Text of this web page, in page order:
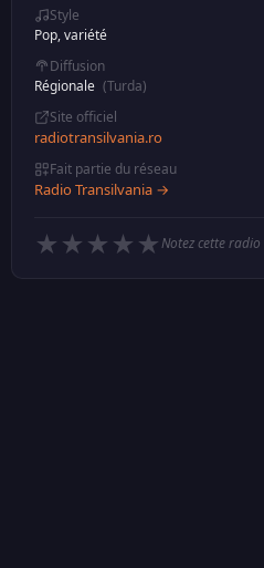
Style
Pop, variété
Diffusion
Régionale (Turda)
Site officiel
radiotransilvania.ro
Fait partie du réseau
Radio Transilvania →
★ ★ ★ ★ ★Notez cette radio